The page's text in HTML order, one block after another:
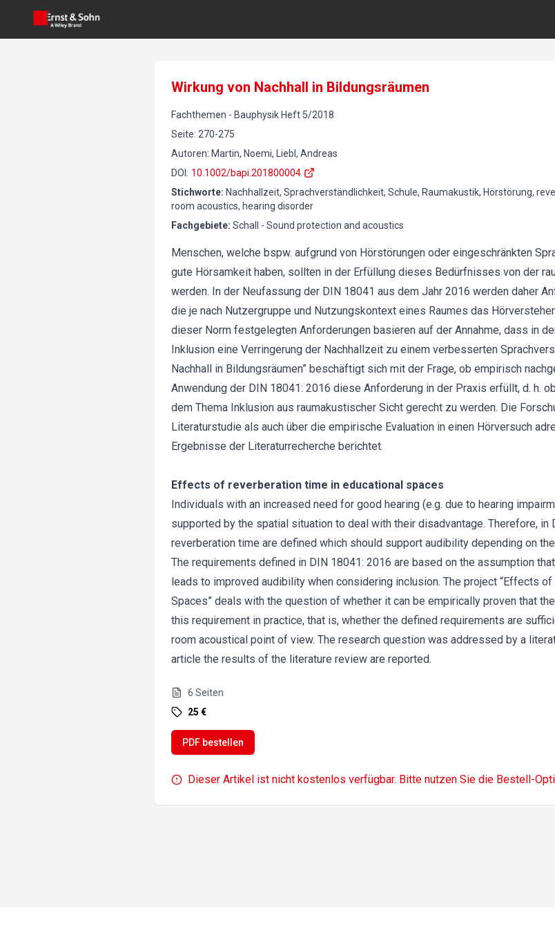
Wirkung von Nachhall in Bildungsräumen
Fachthemen - Bauphysik Heft 5/2018
Seite: 270-275
Autoren: Martin, Noemi, Liebl, Andreas
DOI : 10.1002/bapi.201800004
Stichworte: Nachhallzeit, Sprachverständlichkeit, Schule, Raumakustik, Hörstörung,
room acoustics, hearing disorder
Fachgebiete: Schall - Sound protection and acoustics
Menschen, welche bspw. aufgrund von Hörstörungen oder eingeschränkten
gute Hörsamkeit haben, sollten in der Erfüllung dieses Bedürfnisses von der
werden. In der Neufassung der DIN 18041 aus dem Jahr 2016 werden daher
die je nach Nutzergruppe und Nutzungskontext eines Raumes das
dieser Norm festgelegten Anforderungen basieren auf der Annahme, dass in
Inklusion eine Verringerung der Nachhallzeit zu einem verbesserten
Nachhall in Bildungsräumen” beschäftigt sich mit der Frage, ob empirisch
Anwendung der DIN 18041: 2016 diese Anforderung in der Praxis erfüllt, d. h.
dem Thema Inklusion aus raumakustischer Sicht gerecht zu werden. Die
Literaturstudie als auch über die empirische Evaluation in einen Hörversuch
Ergebnisse der Literaturrecherche berichtet.
Effects of reverberation time in educational spaces
Individuals with an increased need for good hearing (e.g. due to hearing
supported by the spatial situation to deal with their disadvantage. Therefore,
reverberation time are defined which should support audibility depending on
The requirements defined in DIN 18041: 2016 are based on the assumption
leads to improved audibility when considering inclusion. The project “Effects
Spaces” deals with the question of whether it can be empirically proven that
this requirement in practice, that is, whether the defined requirements are
room acoustical point of view. The research question was addressed by a
article the results of the literature review are reported.
6 Seiten
25 €
PDF bestellen
Dieser Artikel ist nicht kostenlos verfügbar. Bitte nutzen Sie die Bestell-